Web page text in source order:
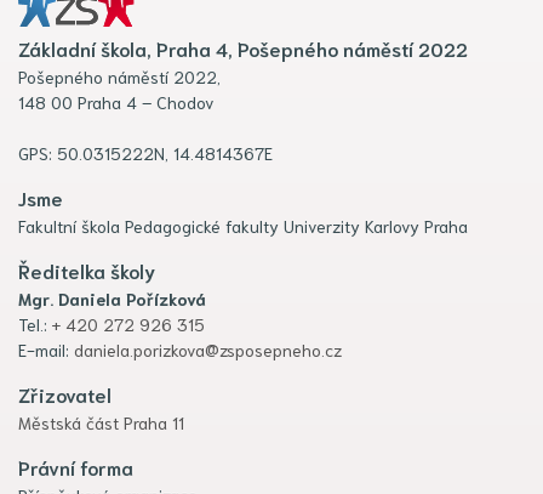
Základní škola, Praha 4, Pošepného náměstí 2022
Pošepného náměstí 2022,
148 00 Praha 4 – Chodov
GPS: 50.0315222N, 14.4814367E
Jsme
Fakultní škola Pedagogické fakulty Univerzity Karlovy Praha
Ředitelka školy
Mgr. Daniela Pořízková
Tel.: + 420 272 926 315
E-mail: daniela.porizkova@zsposepneho.cz
Zřizovatel
Městská část Praha 11
Právní forma